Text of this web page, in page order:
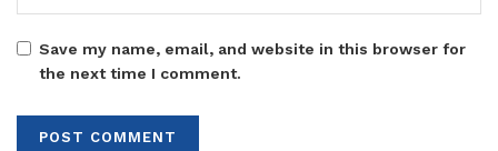
Save my name, email, and website in this browser for
the next time I comment.